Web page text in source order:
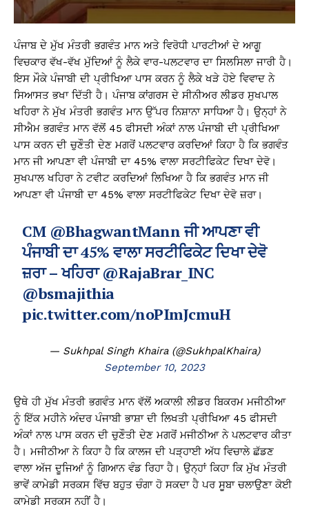
ਪੰਜਾਬ ਦੇ ਮੁੱਖ ਮੰਤਰੀ ਭਗਵੰਤ ਮਾਨ ਅਤੇ ਵਿਰੋਧੀ ਪਾਰਟੀਆਂ ਦੇ ਆਗੂ
ਵਿਚਕਾਰ ਵੱਖ-ਵੱਖ ਮੁੱਦਿਆਂ ਨੂੰ ਲੈਕੇ ਵਾਰ-ਪਲਟਵਾਰ ਦਾ ਸਿਲਸਿਲਾ ਜਾਰੀ ਹੈ।
ਇਸ ਮੌਕੇ ਪੰਜਾਬੀ ਦੀ ਪ੍ਰੀਖਿਆ ਪਾਸ ਕਰਨ ਨੂੰ ਲੈਕੇ ਖੜੇ ਹੋਏ ਵਿਵਾਦ ਨੇ
ਸਿਆਸਤ ਭਖਾ ਦਿੱਤੀ ਹੈ। ਪੰਜਾਬ ਕਾਂਗਰਸ ਦੇ ਸੀਨੀਅਰ ਲੀਡਰ ਸੁਖਪਾਲ
ਖਹਿਰਾ ਨੇ ਮੁੱਖ ਮੰਤਰੀ ਭਗਵੰਤ ਮਾਨ ਉੱਪਰ ਨਿਸ਼ਾਨਾ ਸਾਧਿਆ ਹੈ। ਉਨ੍ਹਾਂ ਨੇ
ਸੀਐਮ ਭਗਵੰਤ ਮਾਨ ਵੱਲੋਂ 45 ਫੀਸਦੀ ਅੰਕਾਂ ਨਾਲ ਪੰਜਾਬੀ ਦੀ ਪ੍ਰੀਖਿਆ
ਪਾਸ ਕਰਨ ਦੀ ਚੁਣੌਤੀ ਦੇਣ ਮਗਰੋਂ ਪਲਟਵਾਰ ਕਰਦਿਆਂ ਕਿਹਾ ਹੈ ਕਿ ਭਗਵੰਤ
ਮਾਨ ਜੀ ਆਪਣਾ ਵੀ ਪੰਜਾਬੀ ਦਾ 45% ਵਾਲਾ ਸਰਟੀਫਿਕੇਟ ਦਿਖਾ ਦੇਵੋ।
ਸੁਖਪਾਲ ਖਹਿਰਾ ਨੇ ਟਵੀਟ ਕਰਦਿਆਂ ਲਿਖਿਆ ਹੈ ਕਿ ਭਗਵੰਤ ਮਾਨ ਜੀ
ਆਪਣਾ ਵੀ ਪੰਜਾਬੀ ਦਾ 45% ਵਾਲਾ ਸਰਟੀਫਿਕੇਟ ਦਿਖਾ ਦੇਵੋ ਜ਼ਰਾ।
CM @BhagwantMannਜੀ ਆਪਣਾ ਵੀ
ਪੰਜਾਬੀ ਦਾ 45% ਵਾਲਾ ਸਰਟੀਫਿਕੇਟ ਦਿਖਾ ਦੇਵੋ
ਜ਼ਰਾ – ਖਹਿਰਾ@RajaBrar_INC
@bsmajithia
pic.twitter.com/noPImJcmuH
— Sukhpal Singh Khaira (@SukhpalKhaira)
September 10, 2023
ਉਥੇ ਹੀ ਮੁੱਖ ਮੰਤਰੀ ਭਗਵੰਤ ਮਾਨ ਵੱਲੋਂ ਅਕਾਲੀ ਲੀਡਰ ਬਿਕਰਮ ਮਜੀਠੀਆ
ਨੂੰ ਇੱਕ ਮਹੀਨੇ ਅੰਦਰ ਪੰਜਾਬੀ ਭਾਸ਼ਾ ਦੀ ਲਿਖਤੀ ਪ੍ਰੀਖਿਆ 45 ਫੀਸਦੀ
ਅੰਕਾਂ ਨਾਲ ਪਾਸ ਕਰਨ ਦੀ ਚੁਣੌਤੀ ਦੇਣ ਮਗਰੋਂ ਮਜੀਠੀਆ ਨੇ ਪਲਟਵਾਰ ਕੀਤਾ
ਹੈ। ਮਜੀਠੀਆ ਨੇ ਕਿਹਾ ਹੈ ਕਿ ਕਾਲਜ ਦੀ ਪੜ੍ਹਾਈ ਅੱਧ ਵਿਚਾਲੇ ਛੱਡਣ
ਵਾਲਾ ਅੱਜ ਦੂਜਿਆਂ ਨੂੰ ਗਿਆਨ ਵੰਡ ਰਿਹਾ ਹੈ। ਉਨ੍ਹਾਂ ਕਿਹਾ ਕਿ ਮੁੱਖ ਮੰਤਰੀ
ਭਾਵੇਂ ਕਾਮੇਡੀ ਸਰਕਸ ਵਿੱਚ ਬਹੁਤ ਚੰਗਾ ਹੋ ਸਕਦਾ ਹੈ ਪਰ ਸੂਬਾ ਚਲਾਉਣਾ ਕੋਈ
ਕਾਮੇਡੀ ਸਰਕਸ ਨਹੀਂ ਹੈ।